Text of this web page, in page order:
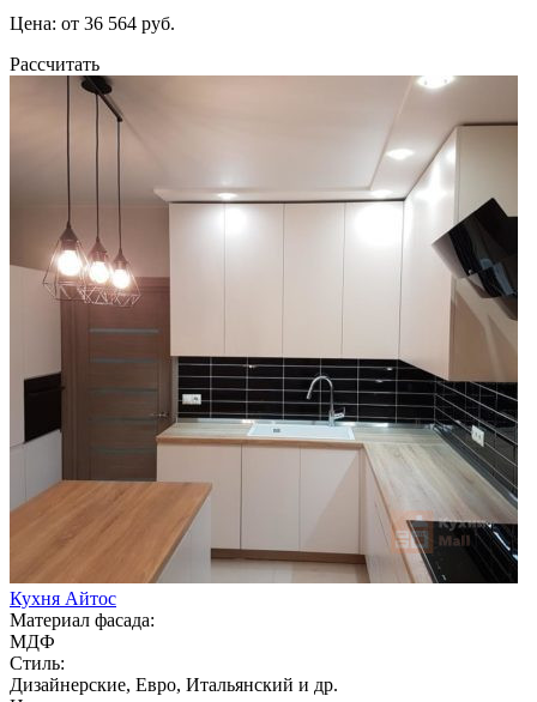
Цена: от 36 564 руб.
Рассчитать
Кухня Айтос
Материал фасада:
МДФ
Стиль:
Дизайнерские, Евро, Итальянский и др.